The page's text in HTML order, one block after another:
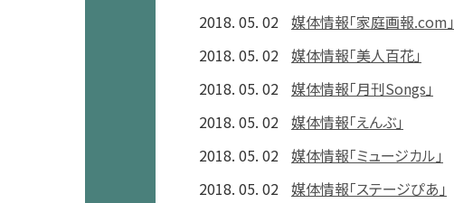
2018. 05. 02 媒体情報「家庭画報.com」
2018. 05. 02 媒体情報「美人百花」
2018. 05. 02 媒体情報「月刊Songs」
2018. 05. 02 媒体情報「えんぶ」
2018. 05. 02 媒体情報「ミュージカル」
2018. 05. 02 媒体情報「ステージぴあ」